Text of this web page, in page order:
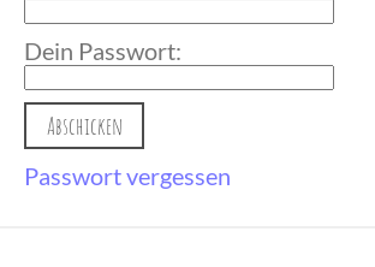
Dein Passwort:
Passwort vergessen